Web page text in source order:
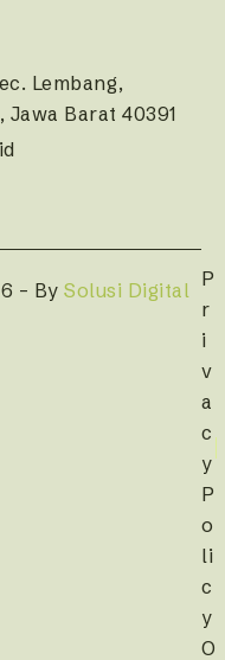
Lembang,
Barat 40391
– By Solusi Digital P
r
i
v
a
c
y
P
o
li
c
y
O